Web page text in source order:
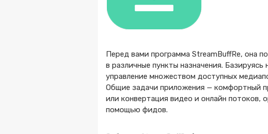
Перед вами программа StreamBuffRe, она
в различные пункты назначения.
управление множеством доступных
Общие задачи приложения — комфортный
или конвертация видео и онлайн потоков,
помощью фидов.